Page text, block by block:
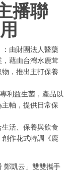
播聯
由財團法人醫藥
藉由台灣水鹿茸
，推出主打保養
利益生菌，產品以
主軸，提供日常保
活、保養與飲食
作花式特調《鹿
鄭凱云」雙雙攜手